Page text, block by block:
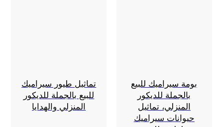
بومة سيراميك للبيع
بالجملة للديكور
المنزلي، تماثيل
حيوانات سيراميك
تماثيل طيور سيراميك
للبيع بالجملة للديكور
المنزلي والهدايا